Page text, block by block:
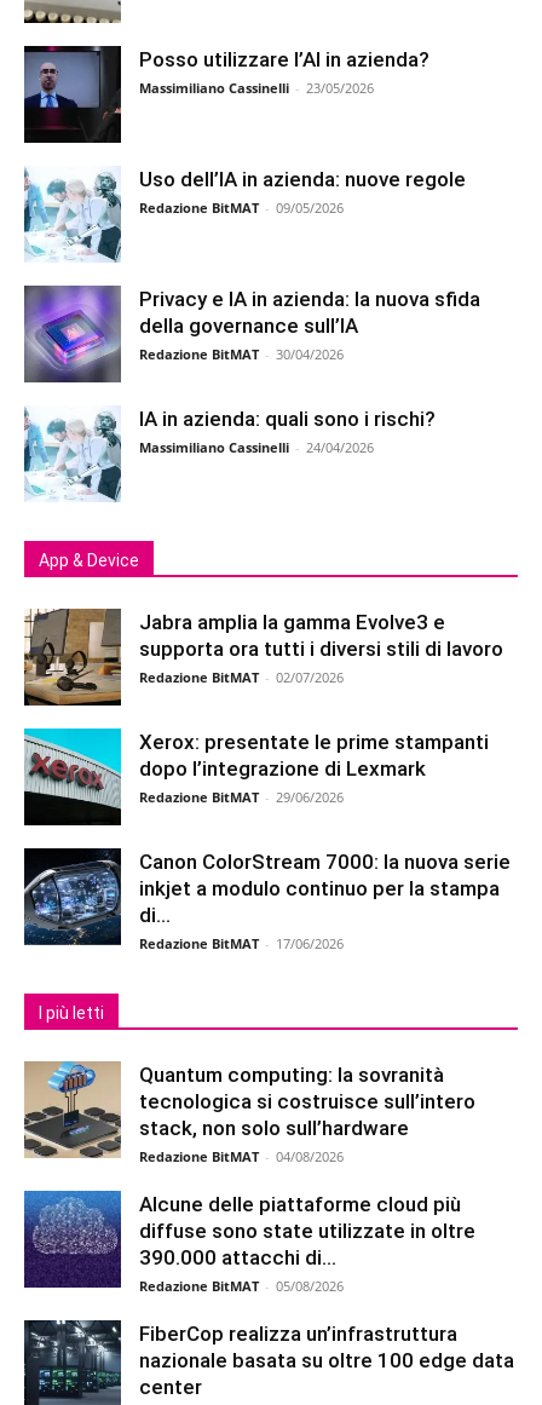
Posso utilizzare l’AI in azienda?
Massimiliano Cassinelli - 23/05/2026
Uso dell’IA in azienda: nuove regole
Redazione BitMAT - 09/05/2026
Privacy e IA in azienda: la nuova sfida
della governance sull’IA
Redazione BitMAT - 30/04/2026
IA in azienda: quali sono i rischi?
Massimiliano Cassinelli - 24/04/2026
App & Device
Jabra amplia la gamma Evolve3 e
supporta ora tutti i diversi stili di lavoro
Redazione BitMAT - 02/07/2026
Xerox: presentate le prime stampanti
dopo l’integrazione di Lexmark
Redazione BitMAT - 29/06/2026
Canon ColorStream 7000: la nuova serie
inkjet a modulo continuo per la stampa
di...
Redazione BitMAT - 17/06/2026
I più letti
Quantum computing: la sovranità
tecnologica si costruisce sull’intero
stack, non solo sull’hardware
Redazione BitMAT - 04/08/2026
Alcune delle piattaforme cloud più
diffuse sono state utilizzate in oltre
390.000 attacchi di...
Redazione BitMAT - 05/08/2026
FiberCop realizza un’infrastruttura
nazionale basata su oltre 100 edge data
center